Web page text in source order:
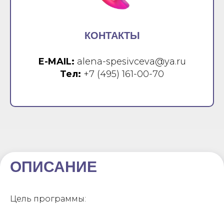
КОНТАКТЫ
E-MAIL: alena-spesivceva@ya.ru
Тел: +7 (495) 161-00-70
ОПИСАНИЕ
Цель программы: